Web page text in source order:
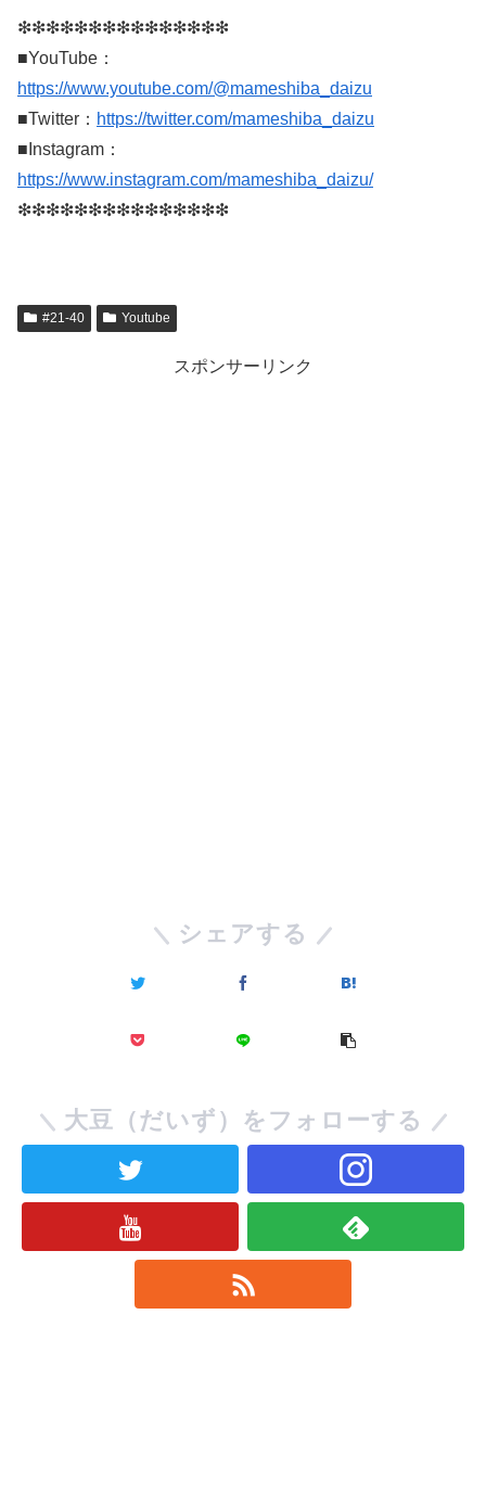
❇︎❇︎❇︎❇︎❇︎❇︎❇︎❇︎❇︎❇︎❇︎❇︎❇︎❇︎❇︎
■YouTube：
https://www.youtube.com/@mameshiba_daizu
■Twitter： https://twitter.com/mameshiba_daizu
■Instagram：
https://www.instagram.com/mameshiba_daizu/
❇︎❇︎❇︎❇︎❇︎❇︎❇︎❇︎❇︎❇︎❇︎❇︎❇︎❇︎❇︎
#21-40 Youtube
スポンサーリンク
シェアする
大豆（だいず）をフォローする